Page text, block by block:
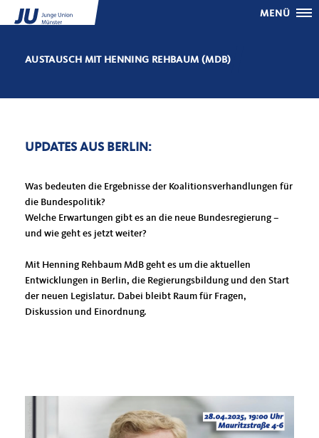
MENÜ
AUSTAUSCH MIT HENNING REHBAUM (MDB)
UPDATES AUS BERLIN:
Was bedeuten die Ergebnisse der Koalitionsverhandlungen für
die Bundespolitik?
Welche Erwartungen gibt es an die neue Bundesregierung –
und wie geht es jetzt weiter?
Mit Henning Rehbaum MdB geht es um die aktuellen
Entwicklungen in Berlin, die Regierungsbildung und den Start
der neuen Legislatur. Dabei bleibt Raum für Fragen,
Diskussion und Einordnung.